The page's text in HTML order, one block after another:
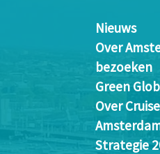
Nieuws
Over
bezoeken
Green
Over
Strategie